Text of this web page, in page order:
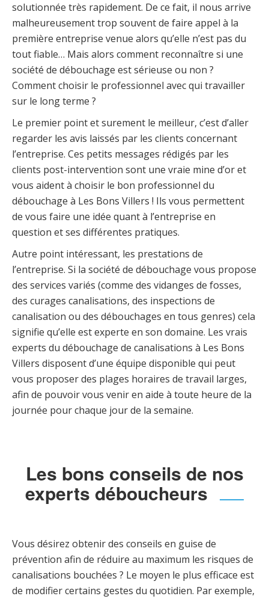
solutionnée très rapidement. De ce fait, il nous arrive
malheureusement trop souvent de faire appel à la
première entreprise venue alors qu’elle n’est pas du
tout fiable… Mais alors comment reconnaître si une
société de débouchage est sérieuse ou non ?
Comment choisir le professionnel avec qui travailler
sur le long terme ?
Le premier point et surement le meilleur, c’est d’aller
regarder les avis laissés par les clients concernant
l’entreprise. Ces petits messages rédigés par les
clients post-intervention sont une vraie mine d’or et
vous aident à choisir le bon professionnel du
débouchage à Les Bons Villers ! Ils vous permettent
de vous faire une idée quant à l’entreprise en
question et ses différentes pratiques.
Autre point intéressant, les prestations de
l’entreprise. Si la société de débouchage vous propose
des services variés (comme des vidanges de fosses,
des curages canalisations, des inspections de
canalisation ou des débouchages en tous genres) cela
signifie qu’elle est experte en son domaine. Les vrais
experts du débouchage de canalisations à Les Bons
Villers disposent d’une équipe disponible qui peut
vous proposer des plages horaires de travail larges,
afin de pouvoir vous venir en aide à toute heure de la
journée pour chaque jour de la semaine.
Les bons conseils de nos
experts déboucheurs
Vous désirez obtenir des conseils en guise de
prévention afin de réduire au maximum les risques de
canalisations bouchées ? Le moyen le plus efficace est
de modifier certains gestes du quotidien. Par exemple,